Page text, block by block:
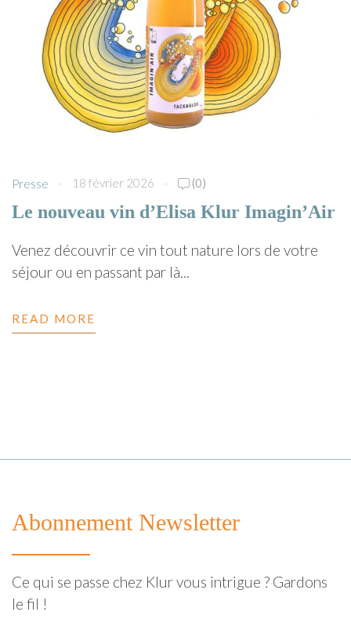
Presse 18 février 2026 (0)
Le nouveau vin d’Elisa Klur Imagin’Air
Venez découvrir ce vin tout nature lors de votre
séjour ou en passant par là...
READ MORE
Abonnement Newsletter
Ce qui se passe chez Klur vous intrigue ? Gardons
le fil !